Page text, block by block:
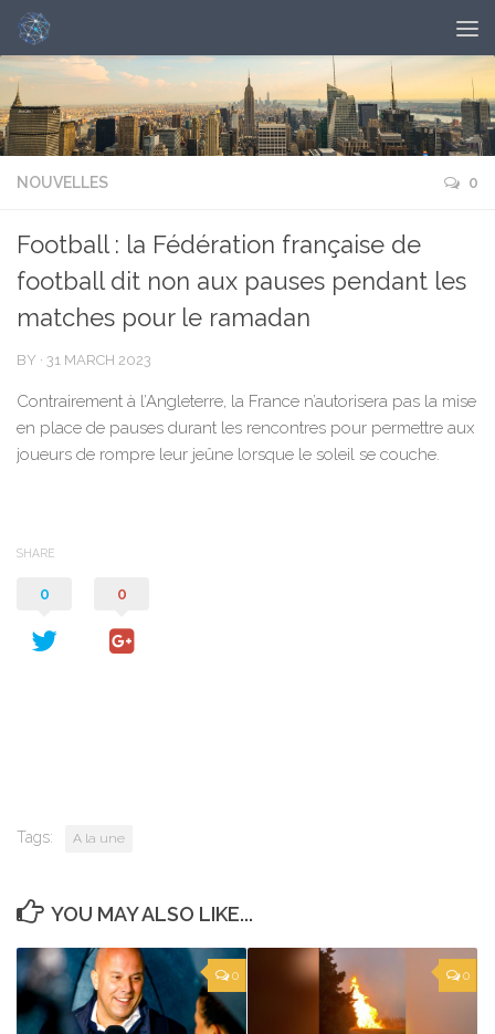
NOUVELLES 0
Football : la Fédération française de
football dit non aux pauses pendant les
matches pour le ramadan
BY · 31 MARCH 2023
Contrairement à l’Angleterre, la France n’autorisera pas la mise
en place de pauses durant les rencontres pour permettre aux
joueurs de rompre leur jeûne lorsque le soleil se couche.
SHARE
0 0
Tags: A la une
YOU MAY ALSO LIKE...
0 0